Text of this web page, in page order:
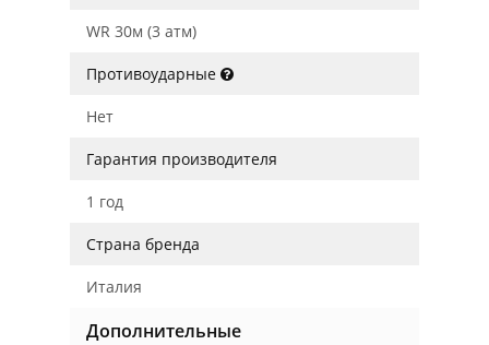
WR 30м (3 атм)
Противоударные
Нет
Гарантия производителя
1 год
Страна бренда
Италия
Дополнительные